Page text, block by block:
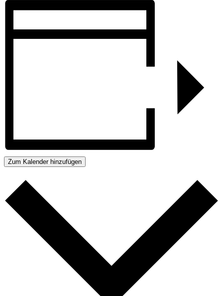
Zum Kalender hinzufügen